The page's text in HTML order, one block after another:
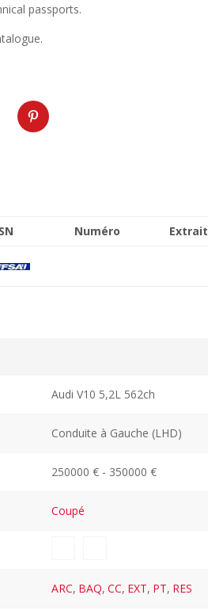
passports.
Numéro
Extrait
Audi V10 5,2L 562ch
Conduite à Gauche (LHD)
250000 € - 350000 €
Coupé
ARC, BAQ, CC, EXT, PT, RES